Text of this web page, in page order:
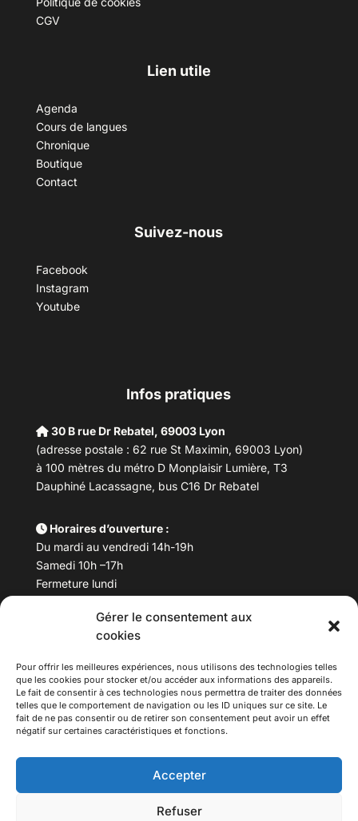
Gérer le consentement aux
cookies
Pour offrir les meilleures expériences, nous utilisons des technologies telles
que les cookies pour stocker et/ou accéder aux informations des appareils.
Le fait de consentir à ces technologies nous permettra de traiter des données
telles que le comportement de navigation ou les ID uniques sur ce site. Le
fait de ne pas consentir ou de retirer son consentement peut avoir un effet
négatif sur certaines caractéristiques et fonctions.
Accepter
Refuser
CGV
Lien utile
Agenda
Cours de langues
Chronique
Boutique
Contact
Suivez-nous
Facebook
Instagram
Youtube
Infos pratiques
30 B rue Dr Rebatel, 69003 Lyon
(adresse postale : 62 rue St Maximin, 69003 Lyon)
à 100 mètres du métro D Monplaisir Lumière, T3
Dauphiné Lacassagne, bus C16 Dr Rebatel
Horaires d’ouverture :
Du mardi au vendredi 14h-19h
Samedi 10h –17h
Fermeture lundi
Téléphone : 04 78 53 06 40
maisondesculturesasiatiques@asiexpo.com